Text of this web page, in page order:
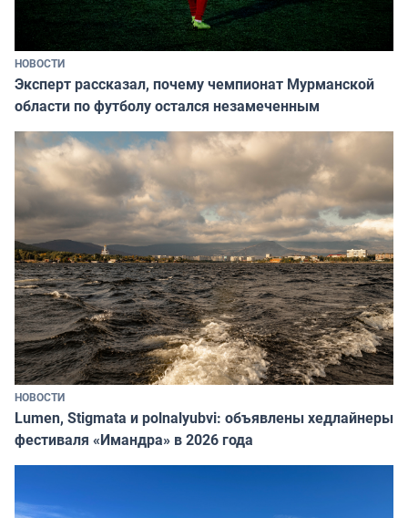
НОВОСТИ
Эксперт рассказал, почему чемпионат Мурманской
области по футболу остался незамеченным
НОВОСТИ
Lumen, Stigmata и polnalyubvi: объявлены хедлайнеры
фестиваля «Имандра» в 2026 года